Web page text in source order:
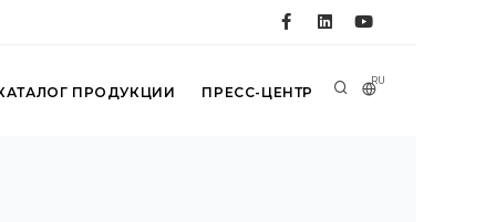
RU
ПРОДУКЦИИ ПРЕСС-ЦЕНТР